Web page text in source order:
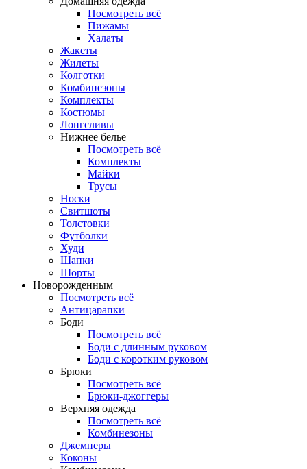
Посмотреть всё
Пижамы
Халаты
Жакеты
Жилеты
Колготки
Комбинезоны
Комплекты
Костюмы
Лонгсливы
Нижнее белье
Посмотреть всё
Комплекты
Майки
Трусы
Носки
Свитшоты
Толстовки
Футболки
Худи
Шапки
Шорты
Новорожденным
Посмотреть всё
Антицарапки
Боди
Посмотреть всё
Боди с длинным руковом
Боди с коротким руковом
Брюки
Посмотреть всё
Брюки-джоггеры
Верхняя одежда
Посмотреть всё
Комбинезоны
Джемперы
Коконы